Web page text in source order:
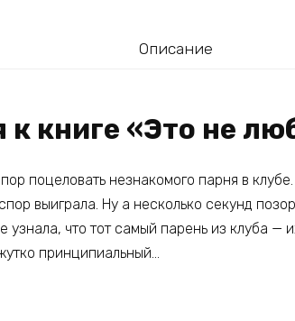
Описание
книге «Это не
поцеловать незнакомого парня в
выиграла. Ну а несколько секунд
узнала, что тот самый парень из клуба —
принципиальный…